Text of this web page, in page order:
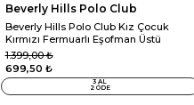
Beverly Hills Polo Club
Beverly Hills Polo Club Kız Çocuk
Kırmızı Fermuarlı Eşofman Üstü
699,50 ₺
1.399,00 ₺
3 AL
2 ÖDE